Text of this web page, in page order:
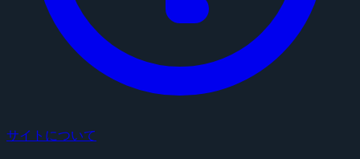
サイトについて